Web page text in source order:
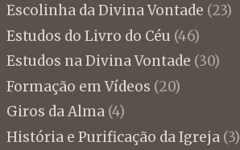
Escolinha da Divina Vontade (23)
Estudos do Livro do Céu (46)
Estudos na Divina Vontade (30)
Formação em Vídeos (20)
Giros da Alma(4)
História e Purificação da Igreja(3)